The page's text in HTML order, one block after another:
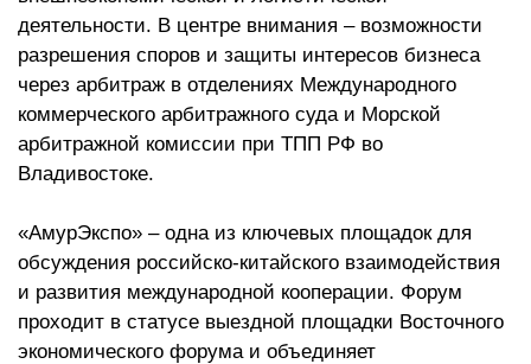
деятельности. В центре внимания – возможности
разрешения споров и защиты интересов бизнеса
через арбитраж в отделениях Международного
коммерческого арбитражного суда и Морской
арбитражной комиссии при ТПП РФ во
Владивостоке.
«АмурЭкспо» – одна из ключевых площадок для
обсуждения российско-китайского взаимодействия
и развития международной кооперации. Форум
проходит в статусе выездной площадки Восточного
экономического форума и объединяет